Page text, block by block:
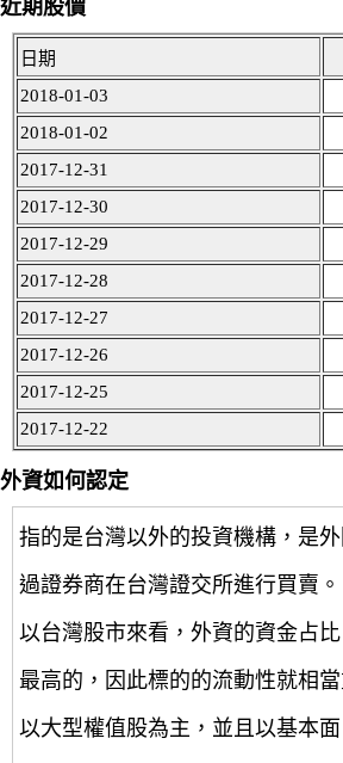
近期股價
日期
2018-01-03
2018-01-02
2017-12-31
2017-12-30
2017-12-29
2017-12-28
2017-12-27
2017-12-26
2017-12-25
2017-12-22
外資如何認定
指的是台灣以外的投資機構，是
過證券商在台灣證交所進行買賣。
以台灣股市來看，外資的資金占
最高的，因此標的的流動性就相
以大型權值股為主，並且以基本